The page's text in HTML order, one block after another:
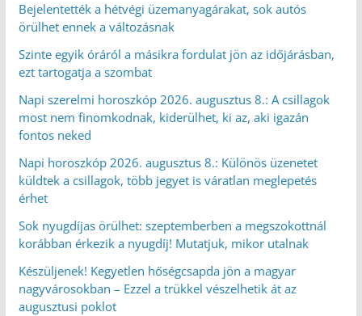
Bejelentették a hétvégi üzemanyagárakat, sok autós
örülhet ennek a változásnak
Szinte egyik óráról a másikra fordulat jön az időjárásban,
ezt tartogatja a szombat
Napi szerelmi horoszkóp 2026. augusztus 8.: A csillagok
most nem finomkodnak, kiderülhet, ki az, aki igazán
fontos neked
Napi horoszkóp 2026. augusztus 8.: Különös üzenetet
küldtek a csillagok, több jegyet is váratlan meglepetés
érhet
Sok nyugdíjas örülhet: szeptemberben a megszokottnál
korábban érkezik a nyugdíj! Mutatjuk, mikor utalnak
Készüljenek! Kegyetlen hőségcsapda jön a magyar
nagyvárosokban – Ezzel a trükkel vészelhetik át az
augusztusi poklot